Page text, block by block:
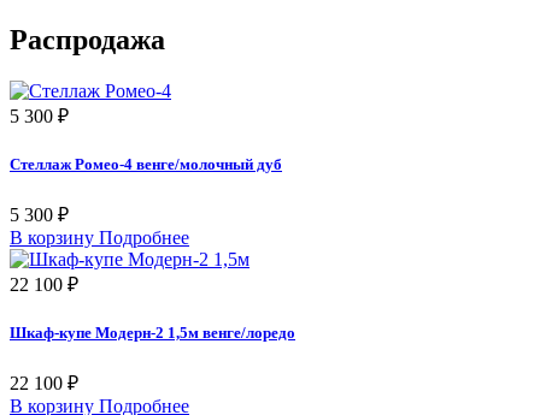
Распродажа
5 300 ₽
Стеллаж Ромео-4 венге/молочный дуб
5 300 ₽
В корзину Подробнее
22 100 ₽
Шкаф-купе Модерн-2 1,5м венге/лоредо
22 100 ₽
В корзину Подробнее